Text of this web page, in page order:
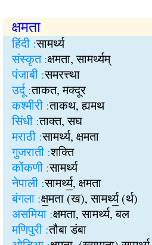
क्षमता
हिंदी :सामर्थ्य
संस्कृत :क्षमता, सामर्थ्यम्
पंजाबी :समरत्त्था
उर्दू :ताकत, मक्दूर
कश्मीरी :ताकथ, ह्यमथ
सिंधी :ताक्त, सघ
मराठी :सामर्थ्य, क्षमता
गुजराती :शक्ति
कोंकणी :सामर्थ्य
नेपाली :सामर्थ्य॒, क्षमता
बंगला :क्ष॒मता (ख), सामर्थ्य॒ (र्थ)
असमिया :क्षमता, सामर्थ्य, बल
मणिपुरी :तौबा डंबा